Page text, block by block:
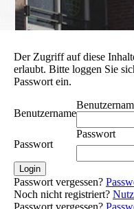
Der Zugriff auf diese
erlaubt. Bitte loggen Sie
Passwort ein.
Benutzername
Passwort
Passwort
Login
Passwort vergessen?
Noch nicht registriert?